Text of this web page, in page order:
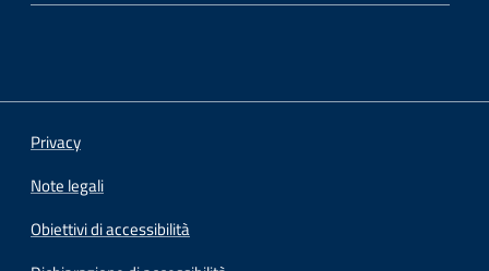
Privacy
Note legali
Obiettivi di accessibilità